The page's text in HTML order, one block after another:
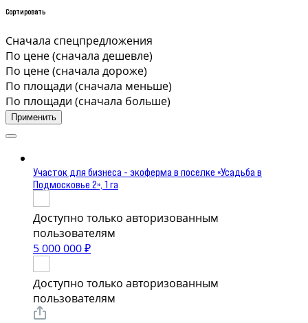
Сортировать
Сначала спецпредложения
По цене (сначала дешевле)
По цене (сначала дороже)
По площади (сначала меньше)
По площади (сначала больше)
Применить
Участок для бизнеса - экоферма в поселке «Усадьба в
Подмосковье 2», 1 га
Доступно только авторизованным
пользователям
5 000 000 ₽
Доступно только авторизованным
пользователям